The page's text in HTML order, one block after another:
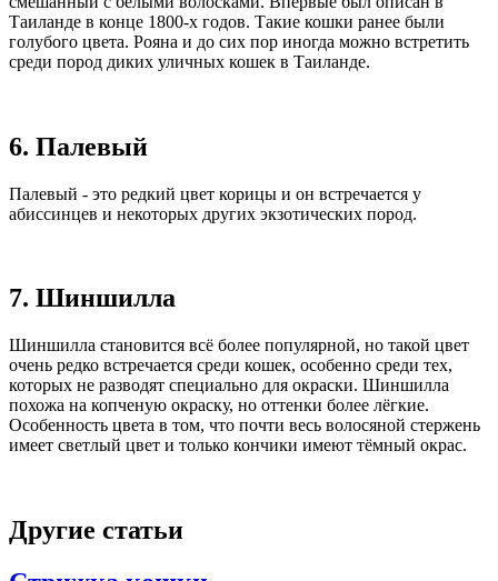
Таиланде в конце 1800-х годов. Такие кошки ранее были
голубого цвета. Рояна и до сих пор иногда можно встретить
среди пород диких уличных кошек в Таиланде.
6. Палевый
Палевый - это редкий цвет корицы и он встречается у
абиссинцев и некоторых других экзотических пород.
7. Шиншилла
Шиншилла становится всё более популярной, но такой цвет
очень редко встречается среди кошек, особенно среди тех,
которых не разводят специально для окраски. Шиншилла
похожа на копченую окраску, но оттенки более лёгкие.
Особенность цвета в том, что почти весь волосяной стержень
имеет светлый цвет и только кончики имеют тёмный окрас.
Другие статьи